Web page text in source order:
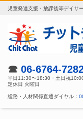
児童発達支援・放課後等デイサ
☎ 06-6764-
平日11:30〜18:30・土日祝
定休日 火曜日
総務・人材関係直通ダイヤル：